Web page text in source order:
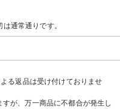
通常通りです。
る返品は受け付けておりませ
が、万一商品に不都合が発生し